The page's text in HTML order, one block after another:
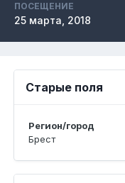
ПОСЕЩЕНИЕ
25 марта, 2018
Старые поля
Регион/город
Брест